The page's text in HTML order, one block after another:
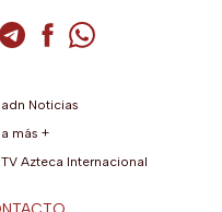
(se abre en una
(se abre en una
de TikTok (se abre en
de YouTube (se abre
Cuenta de Telegram (se
Cuenta de
Cuenta de
adn Noticias
a más +
TV Azteca Internacional